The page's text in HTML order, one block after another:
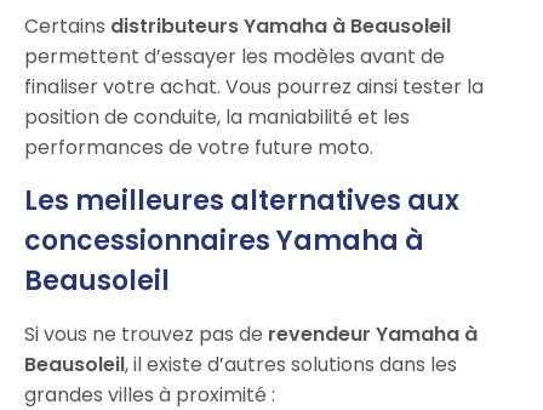
Certains distributeurs Yamaha à Beausoleil
permettent d’essayer les modèles avant de
finaliser votre achat. Vous pourrez ainsi tester la
position de conduite, la maniabilité et les
performances de votre future moto.
Les meilleures alternatives aux
concessionnaires Yamaha à
Beausoleil
Si vous ne trouvez pas de revendeur Yamaha à
Beausoleil, il existe d’autres solutions dans les
grandes villes à proximité :